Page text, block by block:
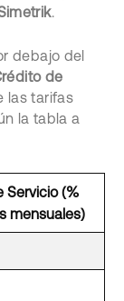
.
debajo del
de
las tarifas
la tabla a
Servicio (%
mensuales)